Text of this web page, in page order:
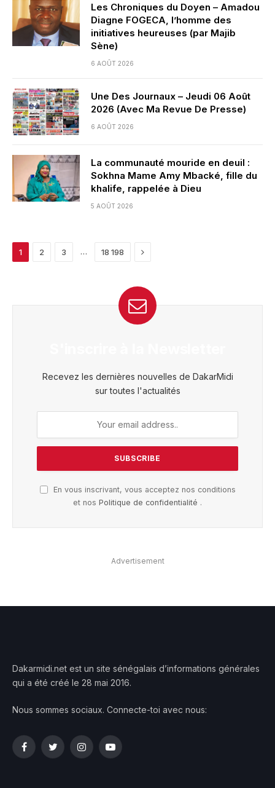
Les Chroniques du Doyen – Amadou
Diagne FOGECA, l’homme des
initiatives heureuses (par Majib
Sène)
6 AOÛT 2026
Une Des Journaux – Jeudi 06 Août
2026 (Avec Ma Revue De Presse)
6 AOÛT 2026
La communauté mouride en deuil :
Sokhna Mame Amy Mbacké, fille du
khalife, rappelée à Dieu
5 AOÛT 2026
1 2 3 … 18 198 Next
Recevez les dernières nouvelles de DakarMidi
sur toutes l'actualités
En vous inscrivant, vous acceptez nos conditions
et nos Politique de confidentialité .
Advertisement
Dakarmidi.net est un site sénégalais d’informations générales
qui a été créé le 28 mai 2016.
Nous sommes sociaux. Connecte-toi avec nous:
FacebookTwitterInstagramYouTube